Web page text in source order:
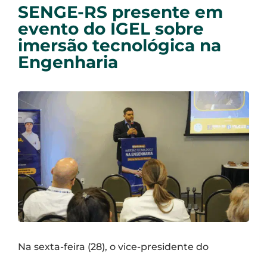
SENGE-RS presente em
evento do IGEL sobre
imersão tecnológica na
Engenharia
Na sexta-feira (28), o vice-presidente do